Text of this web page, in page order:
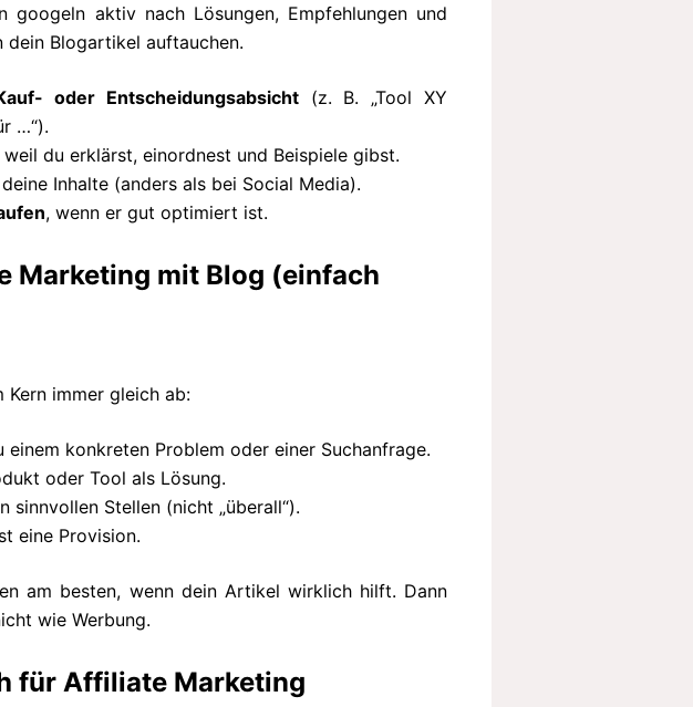
googeln aktiv nach Lösungen, Empfehlungen und
dein Blogartikel auftauchen.
oder Entscheidungsabsicht(z. B. „Tool XY
…“).
weil du erklärst, einordnest und Beispiele gibst.
Inhalte (anders als bei Social Media).
, wenn er gut optimiert ist.
Marketing mit Blog (einfach
immer gleich ab:
konkreten Problem oder einer Suchanfrage.
oder Tool als Lösung.
Stellen (nicht „überall“).
eine Provision.
am besten, wenn dein Artikel wirklich hilft. Dann
wie Werbung.
für Affiliate Marketing